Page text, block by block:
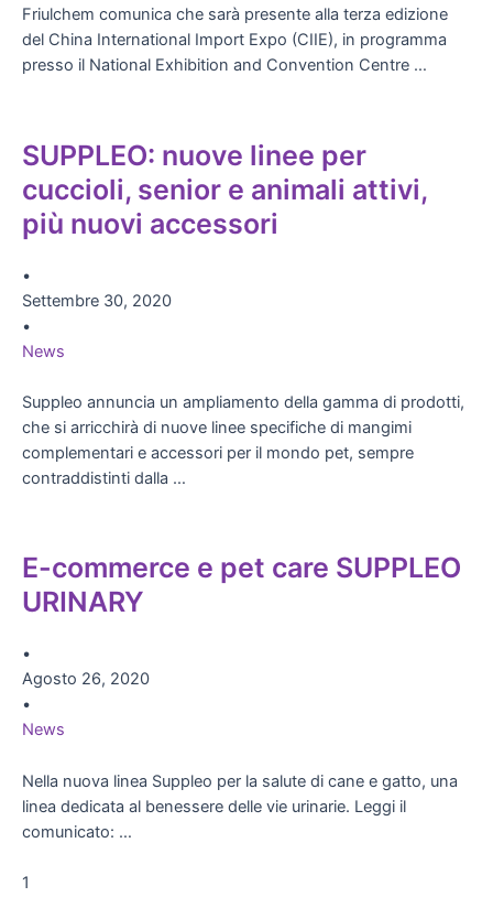
Friulchem comunica che sarà presente alla terza edizione
del China International Import Expo (CIIE), in programma
presso il National Exhibition and Convention Centre …
SUPPLEO: nuove linee per
cuccioli, senior e animali attivi,
più nuovi accessori
•
Settembre 30, 2020
•
News
Suppleo annuncia un ampliamento della gamma di prodotti,
che si arricchirà di nuove linee specifiche di mangimi
complementari e accessori per il mondo pet, sempre
contraddistinti dalla …
E-commerce e pet care SUPPLEO
URINARY
•
Agosto 26, 2020
•
News
Nella nuova linea Suppleo per la salute di cane e gatto, una
linea dedicata al benessere delle vie urinarie. Leggi il
comunicato: …
1